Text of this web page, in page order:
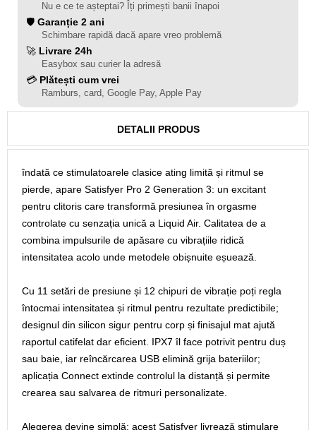
Nu e ce te așteptai? Îți primești banii înapoi
🛡️ Garanție 2 ani
Schimbare rapidă dacă apare vreo problemă
🚀 Livrare 24h
Easybox sau curier la adresă
💳 Plătești cum vrei
Ramburs, card, Google Pay, Apple Pay
DETALII PRODUS
îndată ce stimulatoarele clasice ating limită și ritmul se
pierde, apare Satisfyer Pro 2 Generation 3: un excitant
pentru clitoris care transformă presiunea în orgasme
controlate cu senzația unică a Liquid Air. Calitatea de a
combina impulsurile de apăsare cu vibrațiile ridică
intensitatea acolo unde metodele obișnuite eșuează.
Cu 11 setări de presiune și 12 chipuri de vibrație poți regla
întocmai intensitatea și ritmul pentru rezultate predictibile;
designul din silicon sigur pentru corp și finisajul mat ajută
raportul catifelat dar eficient. IPX7 îl face potrivit pentru duș
sau baie, iar reîncărcarea USB elimină grija bateriilor;
aplicația Connect extinde controlul la distanță și permite
crearea sau salvarea de ritmuri personalizate.
Alegerea devine simplă: acest Satisfyer livrează stimulare